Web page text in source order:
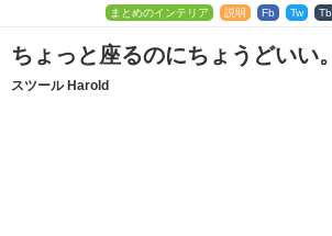
まとめのインテリア 説明 Fb Tw Tb
ちょっと座るのにちょうどいい。
スツール Harold